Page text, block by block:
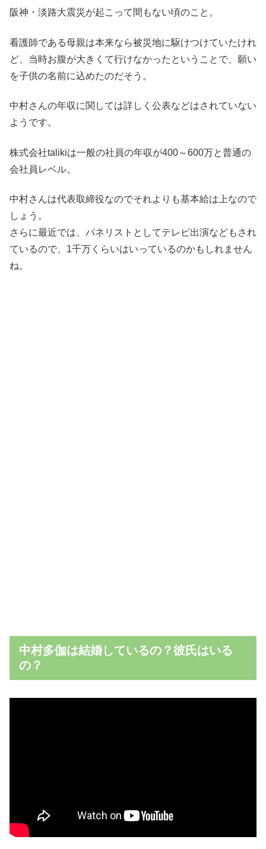
阪神・淡路大震災が起こって間もない頃のこと。
看護師である母親は本来なら被災地に駆けつけていたけれ
ど、当時お腹が大きくて行けなかったということで、願い
を子供の名前に込めたのだそう。
中村さんの年収に関しては詳しく公表などはされていない
ようです。
株式会社talikiは一般の社員の年収が400～600万と普通の
会社員レベル。
中村さんは代表取締役なのでそれよりも基本給は上なので
しょう。
さらに最近では、パネリストとしてテレビ出演などもされ
ているので、1千万くらいはいっているのかもしれません
ね。
中村多伽は結婚しているの？彼氏はいる
の？